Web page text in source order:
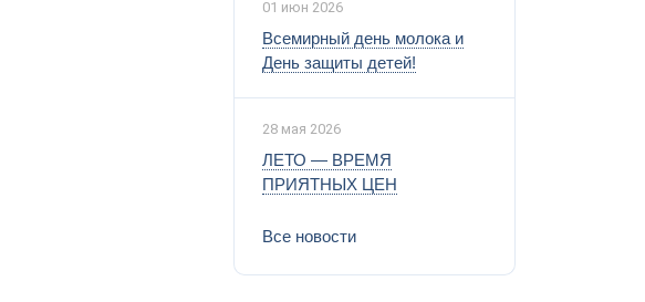
01 июн 2026
Всемирный день молока и
День защиты детей!
28 мая 2026
ЛЕТО — ВРЕМЯ
ПРИЯТНЫХ ЦЕН
Все новости